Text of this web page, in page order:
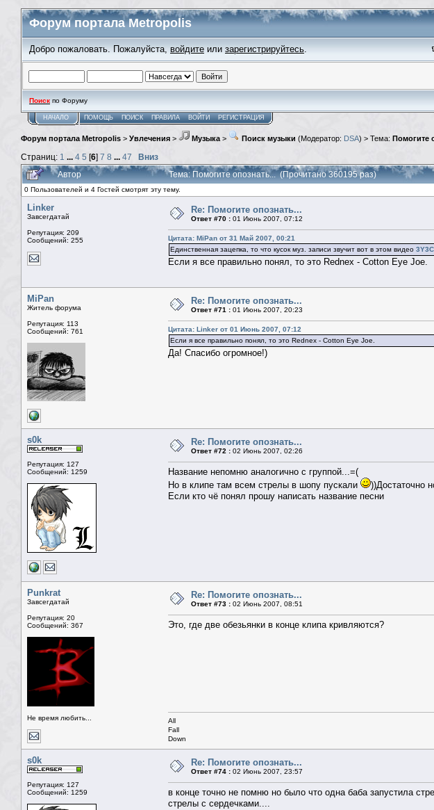
Форум портала Metropolis
Добро пожаловать. Пожалуйста, войдите или зарегистрируйтесь.
Поиск по Форуму
НАЧАЛО ПОМОЩЬ ПОИСК ПРАВИЛА ВОЙТИ РЕГИСТРАЦИЯ
Форум портала Metropolis > Увлечения > Музыка > Поиск музыки (Модератор: DSA) > Тема: Помогите
Страниц: 1 ... 4 5 [6] 7 8 ... 47 Вниз
Автор Тема: Помогите опознать... (Прочитано 360195 раз)
0 Пользователей и 4 Гостей смотрят эту тему.
Linker
Завсегдатай
Репутация: 209
Сообщений: 255
Re: Помогите опознать...
Ответ #70 : 01 Июнь 2007, 07:12
Цитата: MiPan от 31 Май 2007, 00:21
Единственная зацепка, то что кусок муз. записи звучит вот в этом видео
Если я все правильно понял, то это Rednex - Cotton Eye Joe.
MiPan
Житель форума
Репутация: 113
Сообщений: 761
Re: Помогите опознать...
Ответ #71 : 01 Июнь 2007, 20:23
Цитата: Linker от 01 Июнь 2007, 07:12
Если я все правильно понял, то это Rednex - Cotton Eye Joe.
Да! Спасибо огромное!)
s0k
Репутация: 127
Сообщений: 1259
Re: Помогите опознать...
Ответ #72 : 02 Июнь 2007, 02:26
Название непомню аналогично с группой...=(
Но в клипе там всем стрелы в шопу пускали
))Достаточно
Если кто чё понял прошу написать название песни
Punkrat
Завсегдатай
Репутация: 20
Сообщений: 367
Не время любить...
Re: Помогите опознать...
Ответ #73 : 02 Июнь 2007, 08:51
Это, где две обезьянки в конце клипа кривляются?
All
Fall
Down
s0k
Репутация: 127
Сообщений: 1259
Re: Помогите опознать...
Ответ #74 : 02 Июнь 2007, 23:57
в конце точно не помню но было что одна баба запустила
стрелы с сердечками....